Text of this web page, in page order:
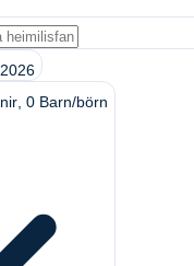
0 Barn/börn